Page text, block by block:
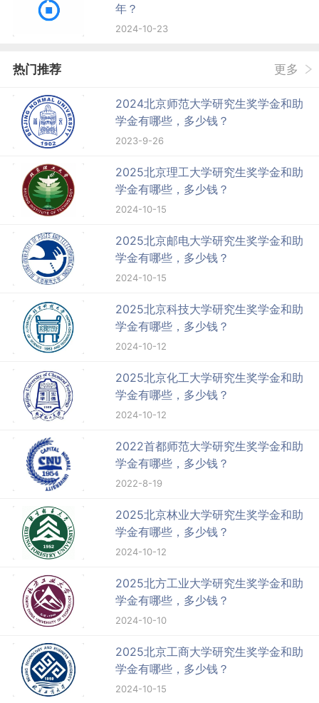
年？
2024-10-23
热门推荐 更多
2024北京师范大学研究生奖学金和助
学金有哪些，多少钱？
2023-9-26
2025北京理工大学研究生奖学金和助
学金有哪些，多少钱？
2024-10-15
2025北京邮电大学研究生奖学金和助
学金有哪些，多少钱？
2024-10-15
2025北京科技大学研究生奖学金和助
学金有哪些，多少钱？
2024-10-12
2025北京化工大学研究生奖学金和助
学金有哪些，多少钱？
2024-10-12
2022首都师范大学研究生奖学金和助
学金有哪些，多少钱？
2022-8-19
2025北京林业大学研究生奖学金和助
学金有哪些，多少钱？
2024-10-12
2025北方工业大学研究生奖学金和助
学金有哪些，多少钱？
2024-10-10
2025北京工商大学研究生奖学金和助
学金有哪些，多少钱？
2024-10-15